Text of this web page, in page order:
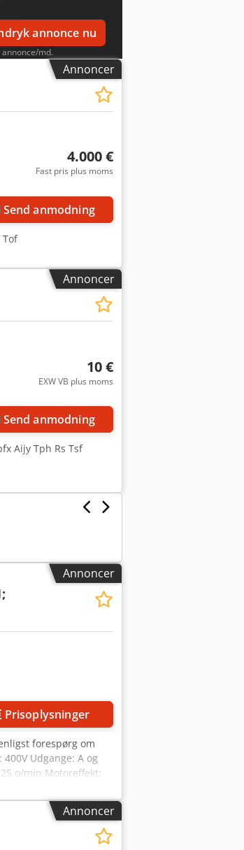
annonce nu
md.
Annoncer
4.000 €
Fast pris plus moms
Send anmodning
Tof
Annoncer
10 €
EXW VB plus moms
Send anmodning
Aijy Tph Rs Tsf
Annoncer
Prisoplysninger
forespørg om
Udgange: A og
o/min Motoreffekt:
Annoncer